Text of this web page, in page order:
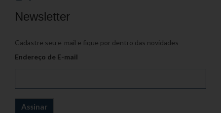
Newsletter
Cadastre seu e-mail e fique por dentro das novidades
Endereço de E-mail